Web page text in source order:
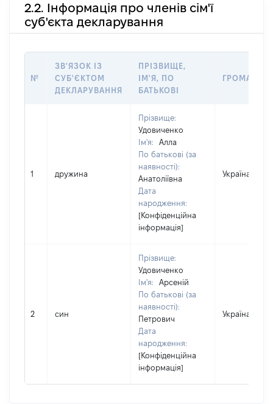
2.2. Інформація про членів сім'ї
суб'єкта декларування
№
ЗВ'ЯЗОК ІЗ
СУБ'ЄКТОМ
ДЕКЛАРУВАННЯ
ПРІЗВИЩЕ,
ІМ'Я, ПО
БАТЬКОВІ
1 дружина
Прізвище:
Удовиченко
Ім'я:
Алла
По батькові (за
наявності):
Анатоліївна
Дата
народження:
[Конфіденційна
інформація]
Україна
2 син
Прізвище:
Удовиченко
Ім'я:
Арсеній
По батькові (за
наявності):
Петрович
Дата
народження:
[Конфіденційна
інформація]
Україна